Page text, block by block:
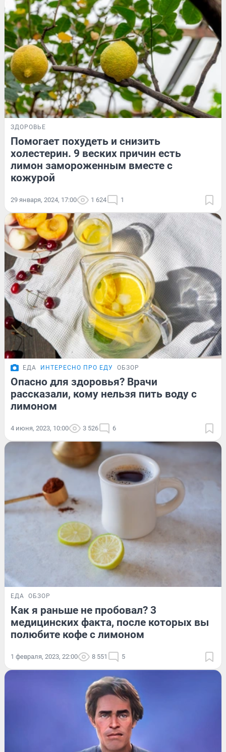
ЗДОРОВЬЕ
Помогает похудеть и снизить
холестерин. 9 веских причин есть
лимон замороженным вместе с
кожурой
29 января, 2024, 17:00 1 624 1
ЕДА ИНТЕРЕСНО ПРО ЕДУ ОБЗОР
Опасно для здоровья? Врачи
рассказали, кому нельзя пить воду с
лимоном
4 июня, 2023, 10:00 3 526 6
ЕДА ОБЗОР
Как я раньше не пробовал? 3
медицинских факта, после которых вы
полюбите кофе с лимоном
1 февраля, 2023, 22:00 8 551 5